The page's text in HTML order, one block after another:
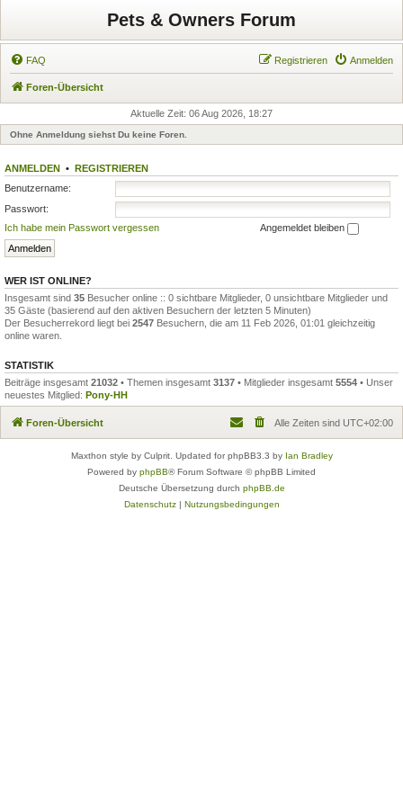
Pets & Owners Forum
FAQ Anmelden
Registrieren
Foren-Übersicht
Aktuelle Zeit: 06 Aug 2026, 18:27
Ohne Anmeldung siehst Du keine Foren.
ANMELDEN • REGISTRIEREN
Benutzername:
Passwort:
Ich habe mein Passwort vergessen
Angemeldet bleiben
WER IST ONLINE?
Insgesamt sind 35 Besucher online :: 0 sichtbare Mitglieder, 0 unsichtbare Mitglieder und
35 Gäste (basierend auf den aktiven Besuchern der letzten 5 Minuten)
Der Besucherrekord liegt bei 2547 Besuchern, die am 11 Feb 2026, 01:01 gleichzeitig
online waren.
STATISTIK
Beiträge insgesamt 21032 • Themen insgesamt 3137 • Mitglieder insgesamt 5554 • Unser
neuestes Mitglied: Pony-HH
Foren-Übersicht Alle Zeiten sind UTC+02:00
Maxthon style by Culprit. Updated for phpBB3.3 by Ian Bradley
Powered by phpBB® Forum Software © phpBB Limited
Deutsche Übersetzung durch phpBB.de
Datenschutz| Nutzungsbedingungen